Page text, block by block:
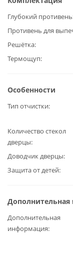
Глубокий противень
Противень для
Решётка
Термощуп
Особенности
Тип отчистки
Количество стекол
дверцы
Доводчик дверцы
Защита от детей
Дополнительная
информация